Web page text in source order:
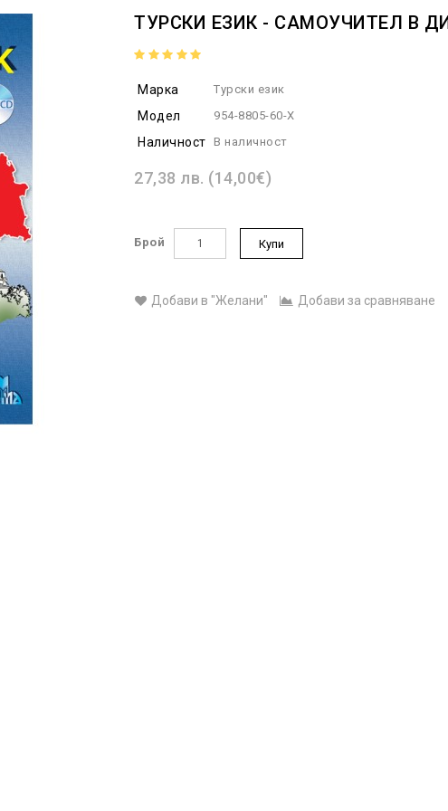
ТУРСКИ ЕЗИК - САМОУЧИТЕЛ В
Марка Турски език
Модел 954-8805-60-X
Наличност В наличност
27,38 лв. (14,00€)
Брой Купи
Добави в "Желани" Добави за сравняване